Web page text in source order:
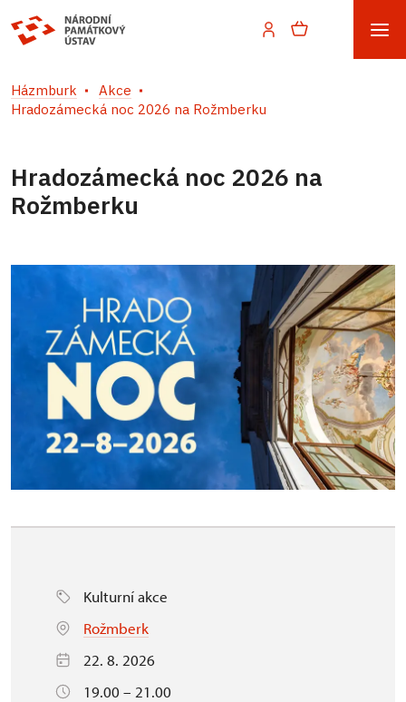
Házmburk
Akce
Hradozámecká noc 2026 na Rožmberku
Hradozámecká noc 2026 na
Rožmberku
Kulturní akce
Rožmberk
22. 8. 2026
19.00 – 21.00